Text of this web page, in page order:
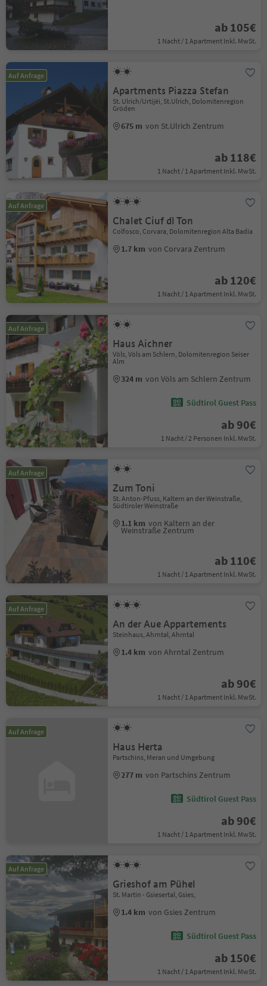
ab 105€
1 Nacht / 1 Apartment Inkl. MwSt.
Auf Anfrage
Apartments Piazza Stefan
St. Ulrich/Urtijëi, St.Ulrich, Dolomitenregion
Gröden
675 m von St.Ulrich Zentrum
ab 118€
1 Nacht / 1 Apartment Inkl. MwSt.
Auf Anfrage
Chalet Ciuf dl Ton
Colfosco, Corvara, Dolomitenregion Alta Badia
1.7 km von Corvara Zentrum
ab 120€
1 Nacht / 1 Apartment Inkl. MwSt.
Auf Anfrage
Haus Aichner
Völs, Völs am Schlern, Dolomitenregion Seiser
Alm
324 m von Völs am Schlern Zentrum
Südtirol Guest Pass
ab 90€
1 Nacht / 2 Personen Inkl. MwSt.
Auf Anfrage
Zum Toni
St. Anton-Pfuss, Kaltern an der Weinstraße,
Südtiroler Weinstraße
1.1 km von Kaltern an der
Weinstraße Zentrum
ab 110€
1 Nacht / 1 Apartment Inkl. MwSt.
Auf Anfrage
An der Aue Appartements
Steinhaus, Ahrntal, Ahrntal
1.4 km von Ahrntal Zentrum
ab 90€
1 Nacht / 1 Apartment Inkl. MwSt.
Auf Anfrage
Haus Herta
Partschins, Meran und Umgebung
277 m von Partschins Zentrum
Südtirol Guest Pass
ab 90€
1 Nacht / 1 Apartment Inkl. MwSt.
Auf Anfrage
Grieshof am Pühel
St. Martin - Gsiesertal, Gsies,
1.4 km von Gsies Zentrum
Südtirol Guest Pass
ab 150€
1 Nacht / 1 Apartment Inkl. MwSt.